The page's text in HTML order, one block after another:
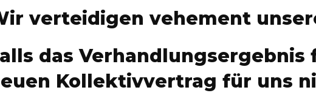
verteidigen vehement
das Verhandlungsergebnis
Kollektivvertrag für uns